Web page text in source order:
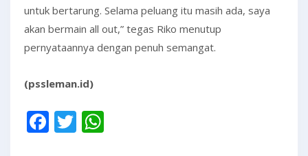
untuk bertarung. Selama peluang itu masih ada, saya
akan bermain all out,” tegas Riko menutup
pernyataannya dengan penuh semangat.
(pssleman.id)
Facebook
Twitter